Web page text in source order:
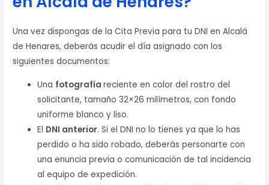
Una vez dispongas de la Cita Previa para tu DNI en Alcalá
de Henares, deberás acudir el día asignado con los
siguientes documentos:
Una fotografíareciente en color del rostro del
solicitante, tamaño 32×26 milímetros, con fondo
uniforme blanco y liso.
El DNI anterior. Si el DNI no lo tienes ya que lo has
perdido o ha sido robado, deberás personarte con
una enuncia previa o comunicación de tal incidencia
al equipo de expedición.